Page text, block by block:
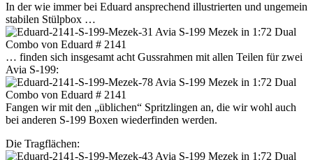
In der wie immer bei Eduard ansprechend illustrierten und ungemein
stabilen Stülpbox …
… finden sich insgesamt acht Gussrahmen mit allen Teilen für zwei
Avia S-199:
Fangen wir mit den „üblichen“ Spritzlingen an, die wir wohl auch
bei anderen S-199 Boxen wiederfinden werden.
Die Tragflächen: